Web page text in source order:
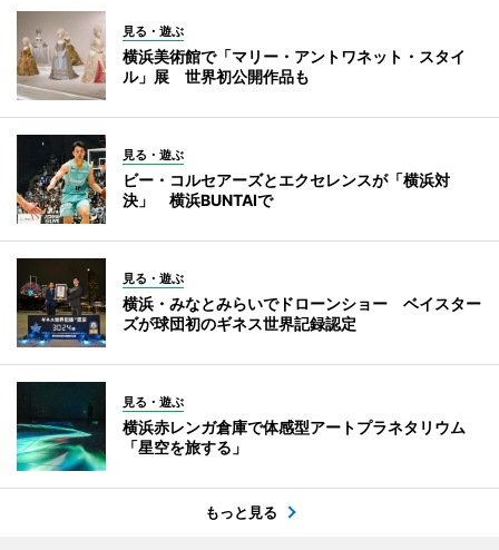
見る・遊ぶ
横浜美術館で「マリー・アントワネット・スタイ
ル」展 世界初公開作品も
見る・遊ぶ
ビー・コルセアーズとエクセレンスが「横浜対
決」 横浜BUNTAIで
見る・遊ぶ
横浜・みなとみらいでドローンショー ベイスター
ズが球団初のギネス世界記録認定
見る・遊ぶ
横浜赤レンガ倉庫で体感型アートプラネタリウム
「星空を旅する」
もっと見る